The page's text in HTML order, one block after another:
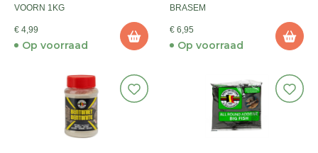
VOORN 1KG
€ 4,99
Op voorraad
BRASEM
€ 6,95
Op voorraad